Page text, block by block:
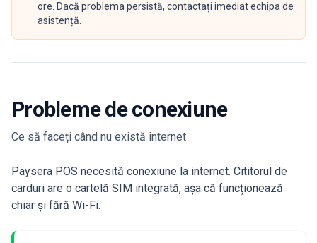
ore. Dacă problema persistă, contactați imediat echipa de
asistență.
Probleme de conexiune
Ce să faceți când nu există internet
Paysera POS necesită conexiune la internet. Cititorul de
carduri are o cartelă SIM integrată, așa că funcționează
chiar și fără Wi-Fi.